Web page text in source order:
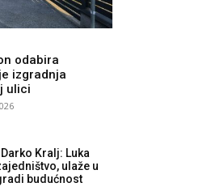
odabira
izgradnja
ulici
Kralj: Luka
ulaže u
budućnost